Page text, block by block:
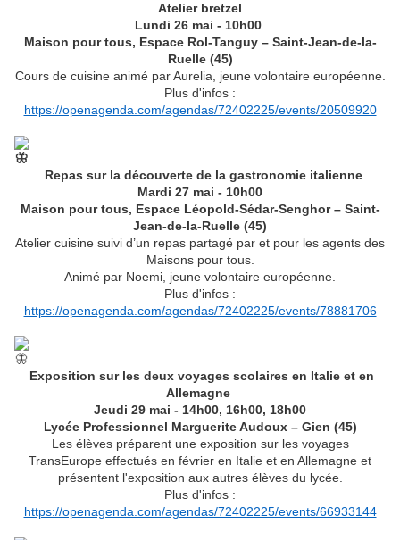
Atelier bretzel
Lundi 26 mai - 10h00
Maison pour tous, Espace Rol-Tanguy – Saint-Jean-de-la-
Ruelle (45)
Cours de cuisine animé par Aurelia, jeune volontaire européenne.
Plus d'infos :
https://openagenda.com/agendas/72402225/events/20509920
Repas sur la découverte de la gastronomie italienne
Mardi 27 mai - 10h00
Maison pour tous, Espace Léopold-Sédar-Senghor – Saint-
Jean-de-la-Ruelle (45)
Atelier cuisine suivi d’un repas partagé par et pour les agents des
Maisons pour tous.
Animé par Noemi, jeune volontaire européenne.
Plus d'infos :
https://openagenda.com/agendas/72402225/events/78881706
Exposition sur les deux voyages scolaires en Italie et en
Allemagne
Jeudi 29 mai - 14h00, 16h00, 18h00
Lycée Professionnel Marguerite Audoux – Gien (45)
Les élèves préparent une exposition sur les voyages
TransEurope effectués en février en Italie et en Allemagne et
présentent l'exposition aux autres élèves du lycée.
Plus d'infos :
https://openagenda.com/agendas/72402225/events/66933144